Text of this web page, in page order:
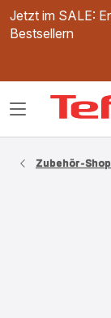
Jetzt im SALE:
Bestsellern
Das
Zubehör-Shop